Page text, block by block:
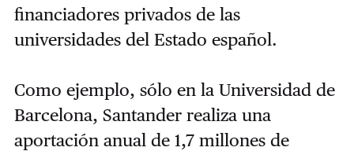
financiadores privados de las
universidades del Estado español.
Como ejemplo, sólo en la Universidad de
Barcelona, Santander realiza una
aportación anual de 1,7 millones de